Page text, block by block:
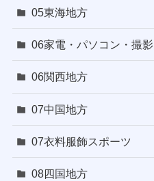
05東海地方
06家電・パソコン・撮影
06関西地方
07中国地方
07衣料服飾スポーツ
08四国地方